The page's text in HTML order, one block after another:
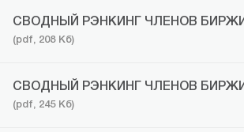
СВОДНЫЙ РЭНКИНГ ЧЛЕНОВ
(pdf, 208 Кб)
СВОДНЫЙ РЭНКИНГ ЧЛЕНОВ
(pdf, 245 Кб)